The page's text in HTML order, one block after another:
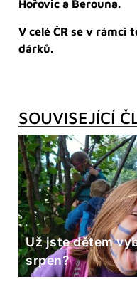
Hořovic a Berouna.
V celé ČR se v rámci
dárků.
SOUVISEJÍCÍ
Už jste dětem
srpen?